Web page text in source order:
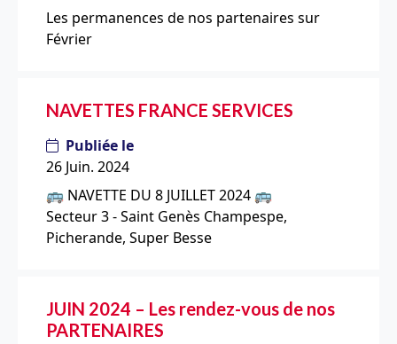
Les permanences de nos partenaires sur
Février
NAVETTES FRANCE SERVICES
Publiée le
26 Juin. 2024
🚌 NAVETTE DU 8 JUILLET 2024 🚌
Secteur 3 - Saint Genès Champespe,
Picherande, Super Besse
JUIN 2024 – Les rendez-vous de nos
PARTENAIRES